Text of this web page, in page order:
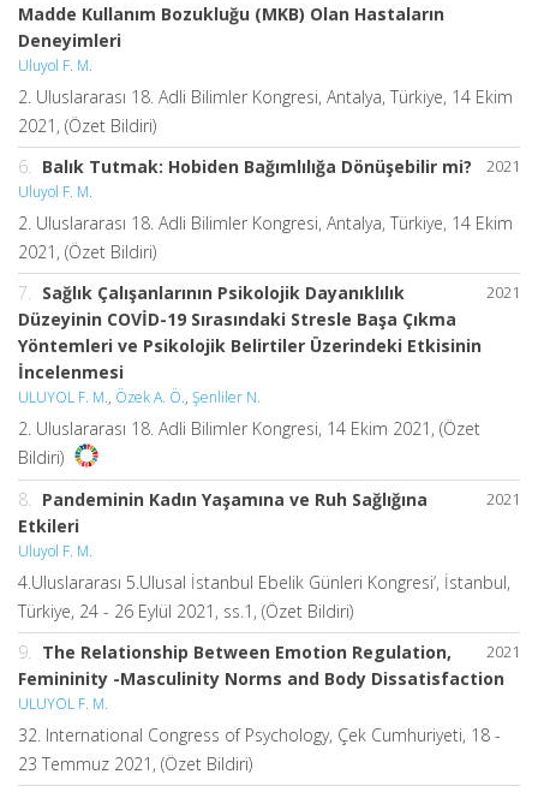
Madde Kullanım Bozukluğu (MKB) Olan Hastaların
Deneyimleri
Uluyol F. M.
2. Uluslararası 18. Adli Bilimler Kongresi, Antalya, Türkiye, 14 Ekim
2021, (Özet Bildiri)
2021
6. Balık Tutmak: Hobiden Bağımlılığa Dönüşebilir mi?
Uluyol F. M.
2. Uluslararası 18. Adli Bilimler Kongresi, Antalya, Türkiye, 14 Ekim
2021, (Özet Bildiri)
2021
7.
Sağlık Çalışanlarının Psikolojik Dayanıklılık
Düzeyinin COVİD-19 Sırasındaki Stresle Başa Çıkma
Yöntemleri ve Psikolojik Belirtiler Üzerindeki Etkisinin
İncelenmesi
ULUYOL F. M., Özek A. Ö., Şenliler N.
2. Uluslararası 18. Adli Bilimler Kongresi, 14 Ekim 2021, (Özet
Bildiri)
2021
8. Pandeminin Kadın Yaşamına ve Ruh Sağlığına
Etkileri
Uluyol F. M.
4.Uluslararası 5.Ulusal İstanbul Ebelik Günleri Kongresi’, İstanbul,
Türkiye, 24 - 26 Eylül 2021, ss.1, (Özet Bildiri)
2021
9. The Relationship Between Emotion Regulation,
Femininity -Masculinity Norms and Body Dissatisfaction
ULUYOL F. M.
32. International Congress of Psychology, Çek Cumhuriyeti, 18 -
23 Temmuz 2021, (Özet Bildiri)